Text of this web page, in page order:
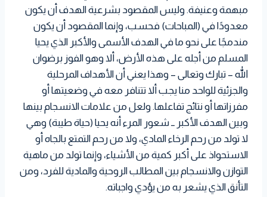
مبهمة وعنيفة. وليس المقصود بشرعية الهدف أن يكون
معدودًا في (المباحات) فحسب، وإنما المقصود أن يكون
مندمجًا على نحو ما في الهدف الأسمى والأكبر الذي يحيا
المسلم من أجله على هذه الأرض، ألا وهو الفوز برضوان
الله – تبارك وتعالى – وهذا يعني أن الأهداف المرحلية
والجزئية للواحد منا يجب ألا تتنافر معه في وضعيتها أو
مفرزاتها أو نتائج تفاعلها. ولعل من علامات الانسجام بينها
وبين الهدف الأكبر ــ شعور المرء أنه يحيا (حياة طيبة) وهي
لا تولد من رحم الرخاء المادي، ولا من رحم التمتع بالجاه أو
الاستحواذ على أكبر كمية من الأشياء، وإنما تولد من ماهية
التوازن والانسجام بين المطالب الروحية والمادية للفرد، ومن
التأنق الذي يشعر به من يؤدي واجباته.